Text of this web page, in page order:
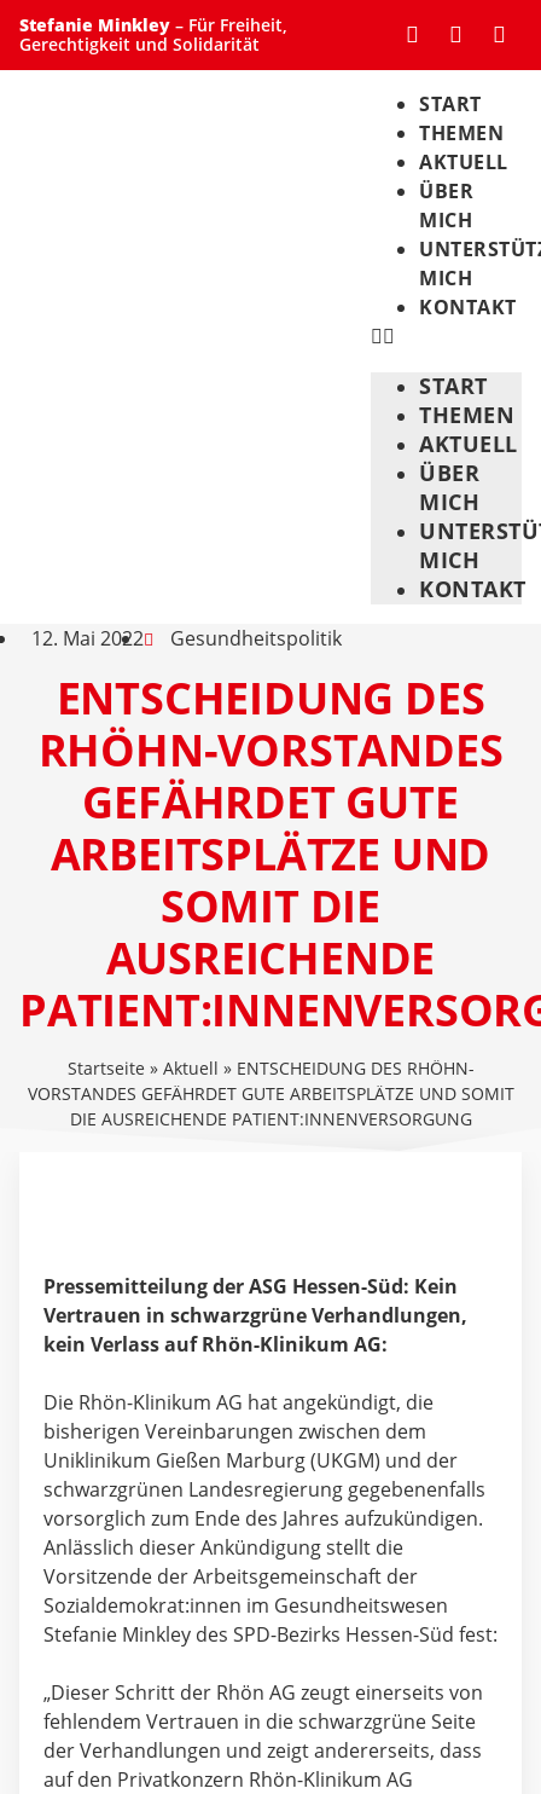
Stefanie Minkley – Für Freiheit,
Gerechtigkeit und Solidarität
START
THEMEN
AKTUELL
ÜBER
MICH
MICH
KONTAKT
START
THEMEN
AKTUELL
ÜBER
MICH
MICH
KONTAKT
12. Mai 2022 Gesundheitspolitik
ENTSCHEIDUNG DES
RHÖHN-VORSTANDES
GEFÄHRDET GUTE
ARBEITSPLÄTZE UND
SOMIT DIE
AUSREICHENDE
Startseite » Aktuell » ENTSCHEIDUNG DES RHÖHN-
VORSTANDES GEFÄHRDET GUTE ARBEITSPLÄTZE UND SOMIT
DIE AUSREICHENDE PATIENT:INNENVERSORGUNG
Pressemitteilung der ASG Hessen-Süd: Kein
Vertrauen in schwarzgrüne Verhandlungen,
kein Verlass auf Rhön-Klinikum AG:
Die Rhön-Klinikum AG hat angekündigt, die
bisherigen Vereinbarungen zwischen dem
Uniklinikum Gießen Marburg (UKGM) und der
schwarzgrünen Landesregierung gegebenenfalls
vorsorglich zum Ende des Jahres aufzukündigen.
Anlässlich dieser Ankündigung stellt die
Vorsitzende der Arbeitsgemeinschaft der
Sozialdemokrat:innen im Gesundheitswesen
Stefanie Minkley des SPD-Bezirks Hessen-Süd fest:
„Dieser Schritt der Rhön AG zeugt einerseits von
fehlendem Vertrauen in die schwarzgrüne Seite
der Verhandlungen und zeigt andererseits, dass
auf den Privatkonzern Rhön-Klinikum AG